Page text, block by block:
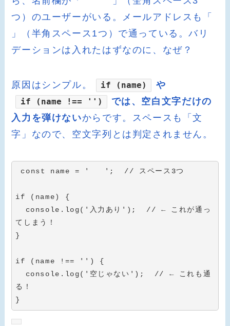
つ）のユーザーがいる。メールアドレスも「
」（半角スペース1つ）で通っている。バリ
デーションは入れたはずなのに、なぜ？
原因はシンプル。 if (name) や
if (name !== '')
では、空白文字だけの
入力を弾けないからです。スペースも「文
字」なので、空文字列とは判定されません。
const name = '   ' ; // スペース3つ
if ( name)
{
  console
. log( '入力あり' ) ;
// ← これが通っ
てしまう！
}
if ( name !== '' )
{
  console
. log( '空じゃない' ) ;
// ← これも通
る！
}